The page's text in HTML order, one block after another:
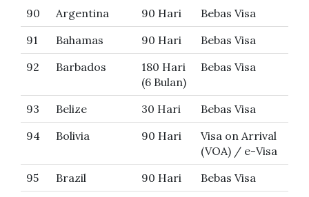
90 Argentina 90 Hari
Bebas Visa
91
Bahamas 90 Hari
Bebas Visa
92
Barbados
180 Hari
(6 Bulan)
Bebas Visa
93 Belize 30 Hari
Bebas Visa
94
Bolivia 90 Hari
Visa on Arrival
(VOA) / e-Visa
95
Brazil 90 Hari
Bebas Visa